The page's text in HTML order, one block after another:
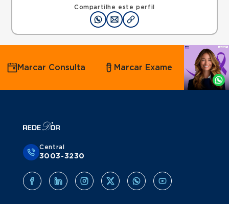
Compartilhe este perfil
Agende
por
Whatsapp
Marcar Consulta Marcar Exame
Central
3003-3230